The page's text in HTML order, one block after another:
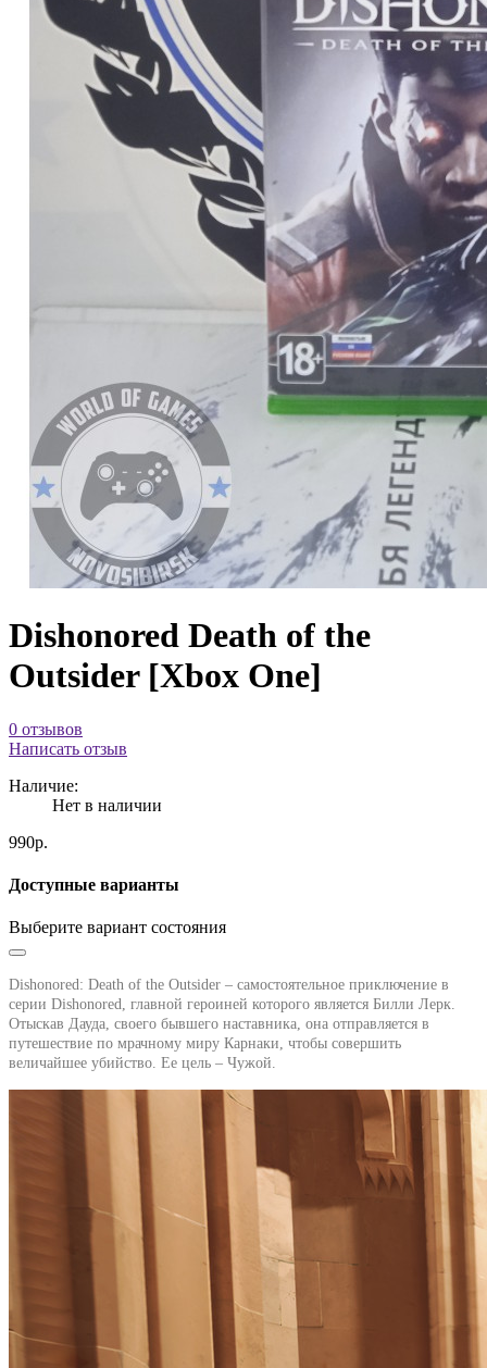
Dishonored Death of the
Outsider [Xbox One]
0 отзывов
Написать отзыв
Наличие:
Нет в наличии
990р.
Доступные варианты
Выберите вариант состояния
Dishonored: Death of the Outsider – самостоятельное приключение в
серии Dishonored, главной героиней которого является Билли Лерк.
Отыскав Дауда, своего бывшего наставника, она отправляется в
путешествие по мрачному миру Карнаки, чтобы совершить
величайшее убийство. Ее цель – Чужой.